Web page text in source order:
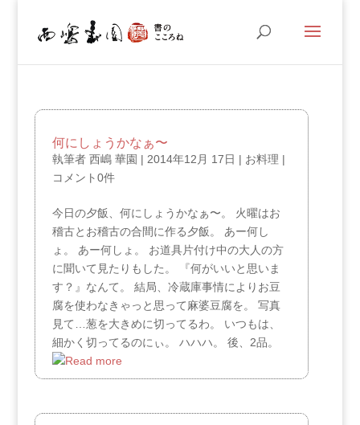
何にしょうかなぁ〜
執筆者 西嶋 華園 | 2014年12月 17日 | お料理 |
コメント0件
今日の夕飯、何にしょうかなぁ〜。 火曜はお
稽古とお稽古の合間に作る夕飯。 あー何し
ょ。 あー何しょ。 お道具片付け中の大人の方
に聞いて見たりもした。 『何がいいと思いま
す？』なんて。 結局、冷蔵庫事情によりお豆
腐を使わなきゃっと思って麻婆豆腐を。 写真
見て…葱を大きめに切ってるわ。 いつもは、
細かく切ってるのにぃ。 ハハハ。 後、2品。